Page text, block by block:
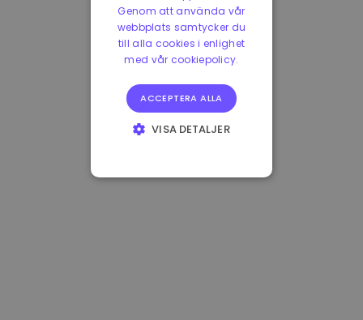
Genom att använda vår
webbplats samtycker du
till alla cookies i enlighet
med vår cookiepolicy.
ACCEPTERA ALLA
VISA DETALJER